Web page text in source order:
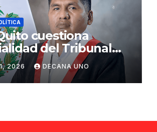
cuestiona
del Tribunal
tras liberación
Humala
2026 DECANA UNO